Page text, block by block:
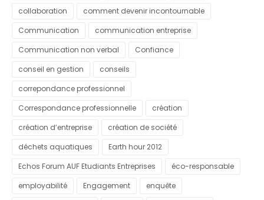
collaboration
comment devenir incontournable
Communication
communication entreprise
Communication non verbal
Confiance
conseil en gestion
conseils
correpondance professionnel
Correspondance professionnelle
création
création d’entreprise
création de société
déchets aquatiques
Earth hour 2012
Echos Forum AUF Etudiants Entreprises
éco-responsable
employabilité
Engagement
enquête